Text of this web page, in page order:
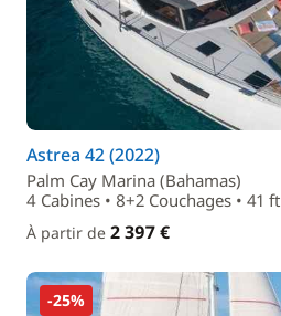
Astrea 42 (2022)
Palm Cay Marina (Bahamas)
4 Cabines • 8+2 Couchages • 41 ft
À partir de 2 397 €
-25%